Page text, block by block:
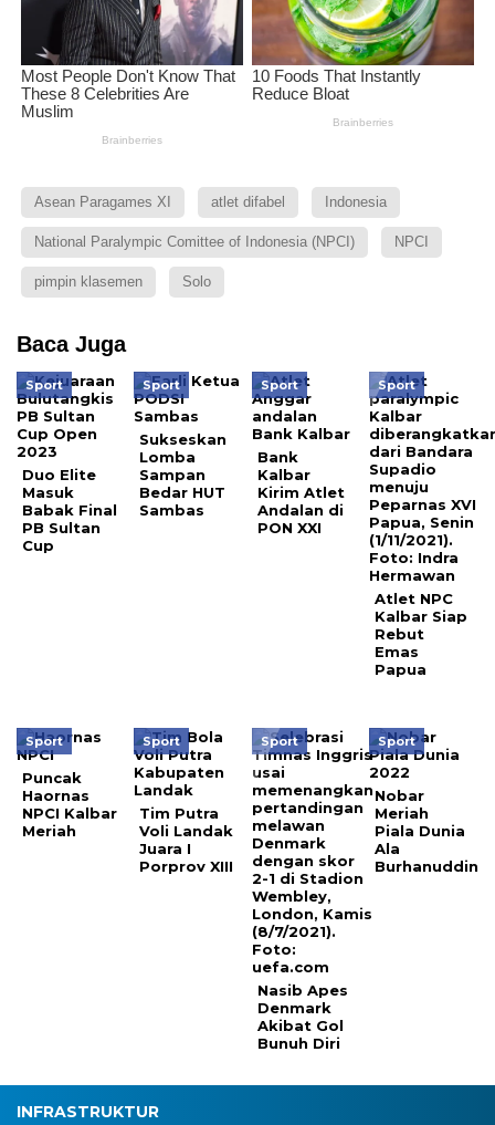
Asean Paragames XI atlet difabel Indonesia
National Paralympic Comittee of Indonesia (NPCI) NPCI
pimpin klasemen Solo
Baca Juga
Sport
Duo Elite
Masuk
Babak Final
PB Sultan
Cup
Sport
Sukseskan
Lomba
Sampan
Bedar HUT
Sambas
Sport
Bank
Kalbar
Kirim Atlet
Andalan di
PON XXI
Sport
Atlet NPC
Kalbar Siap
Rebut
Emas
Papua
Sport
Puncak
Haornas
NPCI Kalbar
Meriah
Sport
Tim Putra
Voli Landak
Juara I
Porprov XIII
Sport
Nasib Apes
Denmark
Akibat Gol
Bunuh Diri
Sport
Nobar
Meriah
Piala Dunia
Ala
Burhanuddin
INFRASTRUKTUR